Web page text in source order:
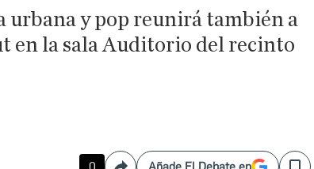
urbana y pop reunirá también a
en la sala Auditorio del recinto